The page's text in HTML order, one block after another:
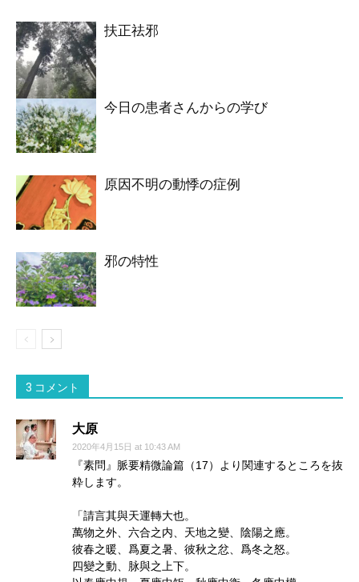
扶正祛邪
今日の患者さんからの学び
原因不明の動悸の症例
邪の特性
3 コメント
大原
2020年4月15日 at 10:43 AM
『素問』脈要精微論篇（17）より関連するところを抜
粋します。
「請言其與天運轉大也。
萬物之外、六合之内、天地之變、陰陽之應。
彼春之暖、爲夏之暑、彼秋之忿、爲冬之怒。
四變之動、脉與之上下。